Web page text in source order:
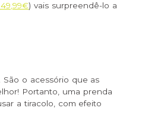
) vais surpreendê-lo a
o acessório que as
Portanto, uma prenda
a tiracolo, com efeito